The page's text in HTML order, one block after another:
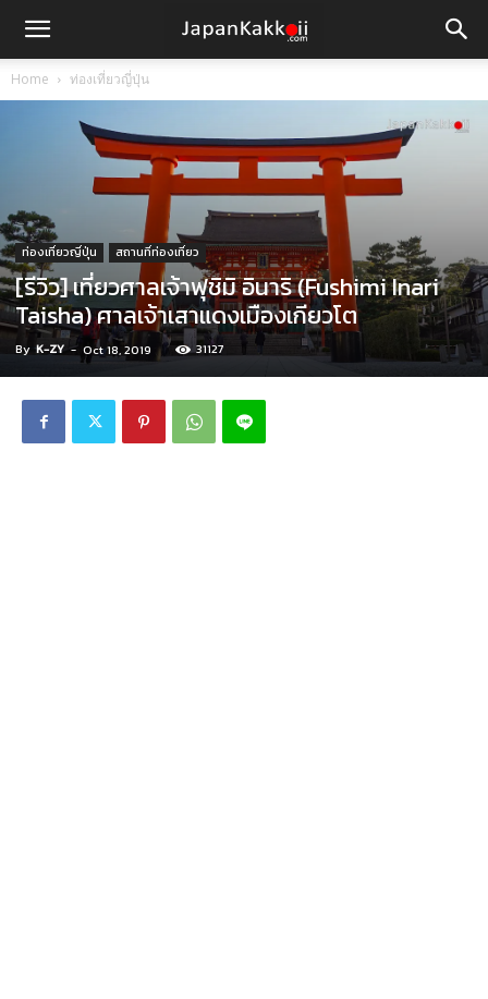
Home ท่องเที่ยวญี่ปุ่น
ท่องเที่ยวญี่ปุ่น สถานที่ท่องเที่ยว
[รีวิว] เที่ยวศาลเจ้าฟุชิมิ อินาริ (Fushimi Inari
Taisha) ศาลเจ้าเสาแดงเมืองเกียวโต
By K-ZY - Oct 18, 2019 31127